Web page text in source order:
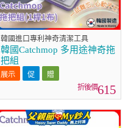
韓國進口專利神奇清潔工具
韓國Catchmop 多用途神奇拖
把組
615